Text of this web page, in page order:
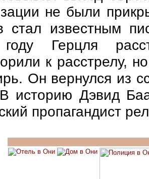
не были
стал известным
Герцля
к расстрелу,
Он вернулся из
историю Дэвид
пропагандист